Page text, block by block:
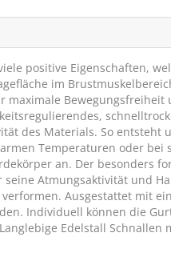
positive Eigenschaften,
im
des Materials. So
Temperaturen oder
an. Der besonders
Atmungsaktivität und
Ausgestattet mit
Individuell können die
Edelstall